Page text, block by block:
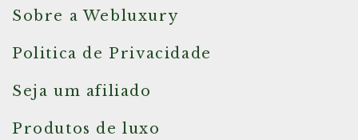
Sobre a Webluxury
Politica de Privacidade
Seja um afiliado
Produtos de luxo